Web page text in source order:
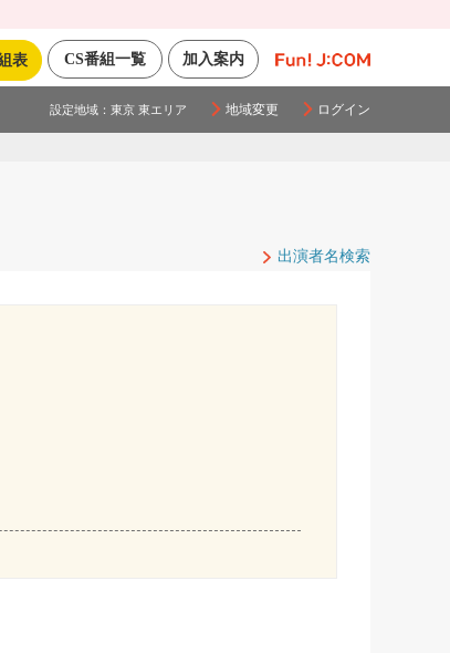
加入案内
CS番組一覧
表
設定地域： 東京 東エリア 地域変更 ログイン
出演者名検索